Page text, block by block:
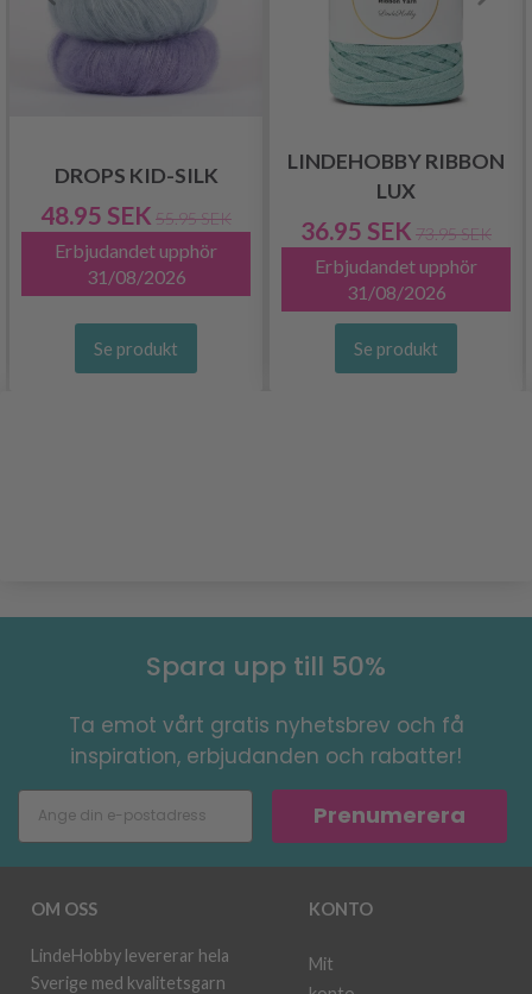
DROPS KID-SILK
48.95 SEK 55.95 SEK
Erbjudandet upphör
31/08/2026
Se produkt
LINDEHOBBY RIBBON
LUX
36.95 SEK 73.95 SEK
Erbjudandet upphör
31/08/2026
Se produkt
Spara upp till 50%
Ta emot vårt gratis nyhetsbrev och få
inspiration, erbjudanden och rabatter!
Prenumerera
OM OSS
LindeHobby levererar hela
Sverige med kvalitetsgarn
KONTO
Mit